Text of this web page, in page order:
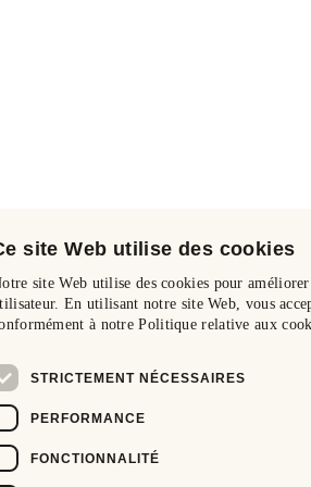
site Web utilise des cookies
site Web utilise des cookies pour
En utilisant notre site Web, vous
à notre Politique relative aux
STRICTEMENT NÉCESSAIRES
PERFORMANCE
FONCTIONNALITÉ